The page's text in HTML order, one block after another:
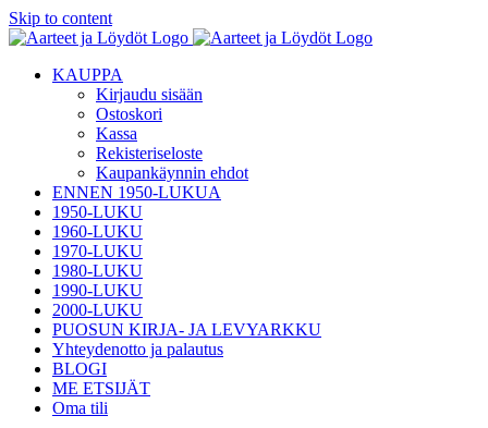
Skip to content
KAUPPA
Kirjaudu sisään
Ostoskori
Kassa
Rekisteriseloste
Kaupankäynnin ehdot
ENNEN 1950-LUKUA
1950-LUKU
1960-LUKU
1970-LUKU
1980-LUKU
1990-LUKU
2000-LUKU
PUOSUN KIRJA- JA LEVYARKKU
Yhteydenotto ja palautus
BLOGI
ME ETSIJÄT
Oma tili